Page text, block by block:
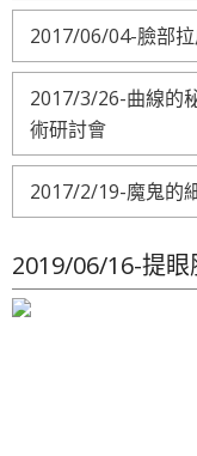
2017/06/04-臉部
2017/3/26-曲線的
術研討會
2017/2/19-魔鬼的
2019/06/16-提